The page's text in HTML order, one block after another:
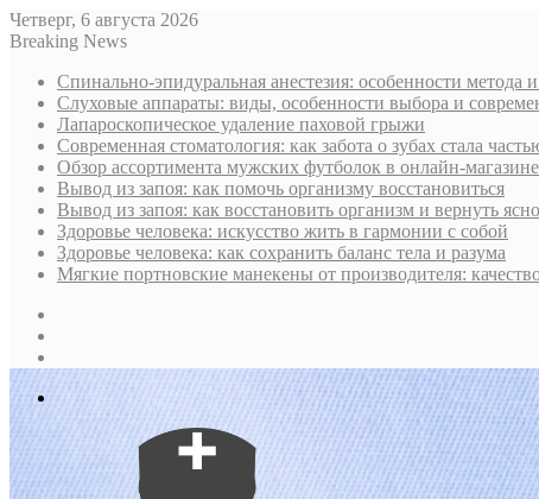
Четверг, 6 августа 2026
Breaking News
Спинально-эпидуральная анестезия: особенности метода
Слуховые аппараты: виды, особенности выбора и
Лапароскопическое удаление паховой грыжи
Современная стоматология: как забота о зубах стала
Обзор ассортимента мужских футболок в онлайн-магазине
Вывод из запоя: как помочь организму восстановиться
Вывод из запоя: как восстановить организм и вернуть
Здоровье человека: искусство жить в гармонии с собой
Здоровье человека: как сохранить баланс тела и разума
Мягкие портновские манекены от производителя:
In
Меню